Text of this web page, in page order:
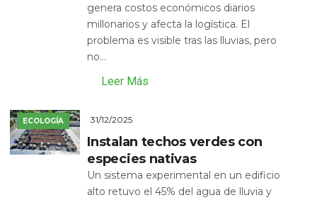
genera costos económicos diarios
millonarios y afecta la logística. El
problema es visible tras las lluvias, pero
no...
Leer Más
ECOLOGÍA 31/12/2025
Instalan techos verdes con
especies nativas
Un sistema experimental en un edificio
alto retuvo el 45% del agua de lluvia y